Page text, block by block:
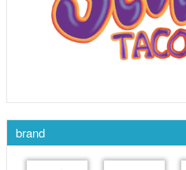
brand